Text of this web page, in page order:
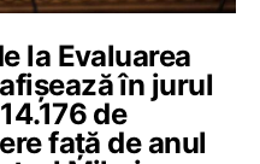
la Evaluarea
în jurul
de
față de anul